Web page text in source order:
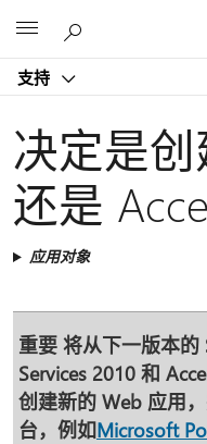
支持
决定是
还是
应用对象
重要 将从下一版本的
Services 2010 和
创建新的 Web 应用
台，例如Microsoft